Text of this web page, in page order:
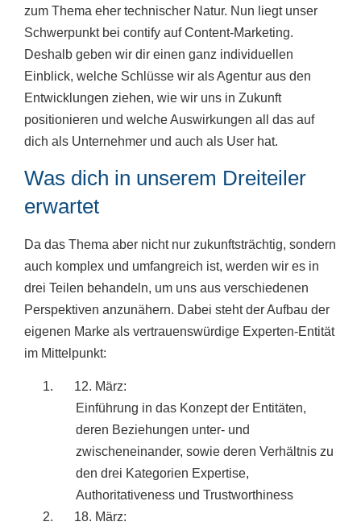
zum Thema eher technischer Natur. Nun liegt unser
Schwerpunkt bei contify auf Content-Marketing.
Deshalb geben wir dir einen ganz individuellen
Einblick, welche Schlüsse wir als Agentur aus den
Entwicklungen ziehen, wie wir uns in Zukunft
positionieren und welche Auswirkungen all das auf
dich als Unternehmer und auch als User hat.
Was dich in unserem Dreiteiler
erwartet
Da das Thema aber nicht nur zukunftsträchtig, sondern
auch komplex und umfangreich ist, werden wir es in
drei Teilen behandeln, um uns aus verschiedenen
Perspektiven anzunähern. Dabei steht der Aufbau der
eigenen Marke als vertrauenswürdige Experten-Entität
im Mittelpunkt:
12. März:
Einführung in das Konzept der Entitäten,
deren Beziehungen unter- und
zwischeneinander, sowie deren Verhältnis zu
den drei Kategorien Expertise,
Authoritativeness und Trustworthiness
18. März: